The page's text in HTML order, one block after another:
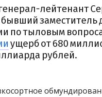
лейтенант
заместитель
по тыловым
ущерб от 680
рублей.